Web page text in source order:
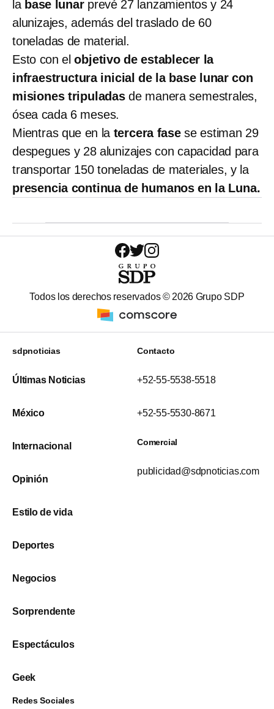
la base lunar prevé 27 lanzamientos y 24
alunizajes, además del traslado de 60
toneladas de material.
Esto con elobjetivo de establecer la
infraestructura inicial de la base lunar con
misiones tripuladasde manera semestrales,
ósea cada 6 meses.
Mientras que en la tercera fasese estiman 29
despegues y 28 alunizajes con capacidad para
transportar 150 toneladas de materiales, y la
presencia continua de humanos en la Luna.
Todos los derechos reservados © 2026 Grupo SDP
sdpnoticias
Últimas Noticias
México
Internacional
Opinión
Estilo de vida
Deportes
Negocios
Sorprendente
Espectáculos
Geek
Contacto
+52-55-5538-5518
+52-55-5530-8671
Comercial
publicidad@sdpnoticias.com
Redes Sociales